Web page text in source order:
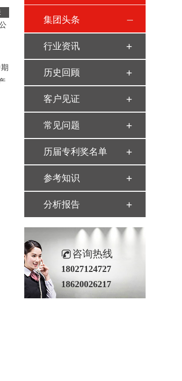
集团头条
行业资讯
历史回顾
客户见证
常见问题
历届专利奖名单
参考知识
分析报告
咨询热线
18027124727
18620026217